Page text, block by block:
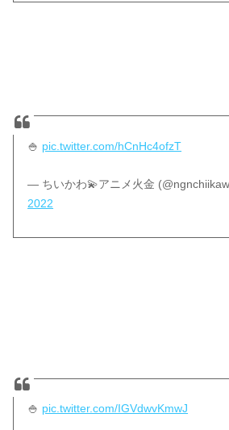
🍚 pic.twitter.com/hCnHc4ofzT
— ちいかわ💫アニメ火金
2022
🍚 pic.twitter.com/IGVdwvKmwJ